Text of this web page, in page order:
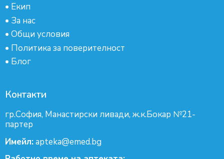
• Екип
• За нас
• Общи условия
• Политика за поверителност
• Блог
Контакти
гр.София, Манастирски ливади, ж.к.Бокар №21-
партер
Имейл:apteka@emed.bg